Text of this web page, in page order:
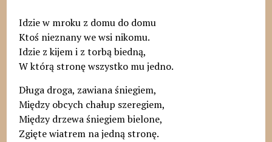
Idzie w mroku z domu do domu
Ktoś nieznany we wsi nikomu.
Idzie z kijem i z torbą biedną,
W którą stronę wszystko mu jedno.
Długa droga, zawiana śniegiem,
Między obcych chałup szeregiem,
Między drzewa śniegiem bielone,
Zgięte wiatrem na jedną stronę.